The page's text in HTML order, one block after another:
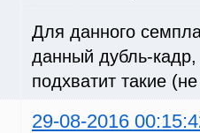
Для данного
данный дубль-
подхватит такие
29-08-2016